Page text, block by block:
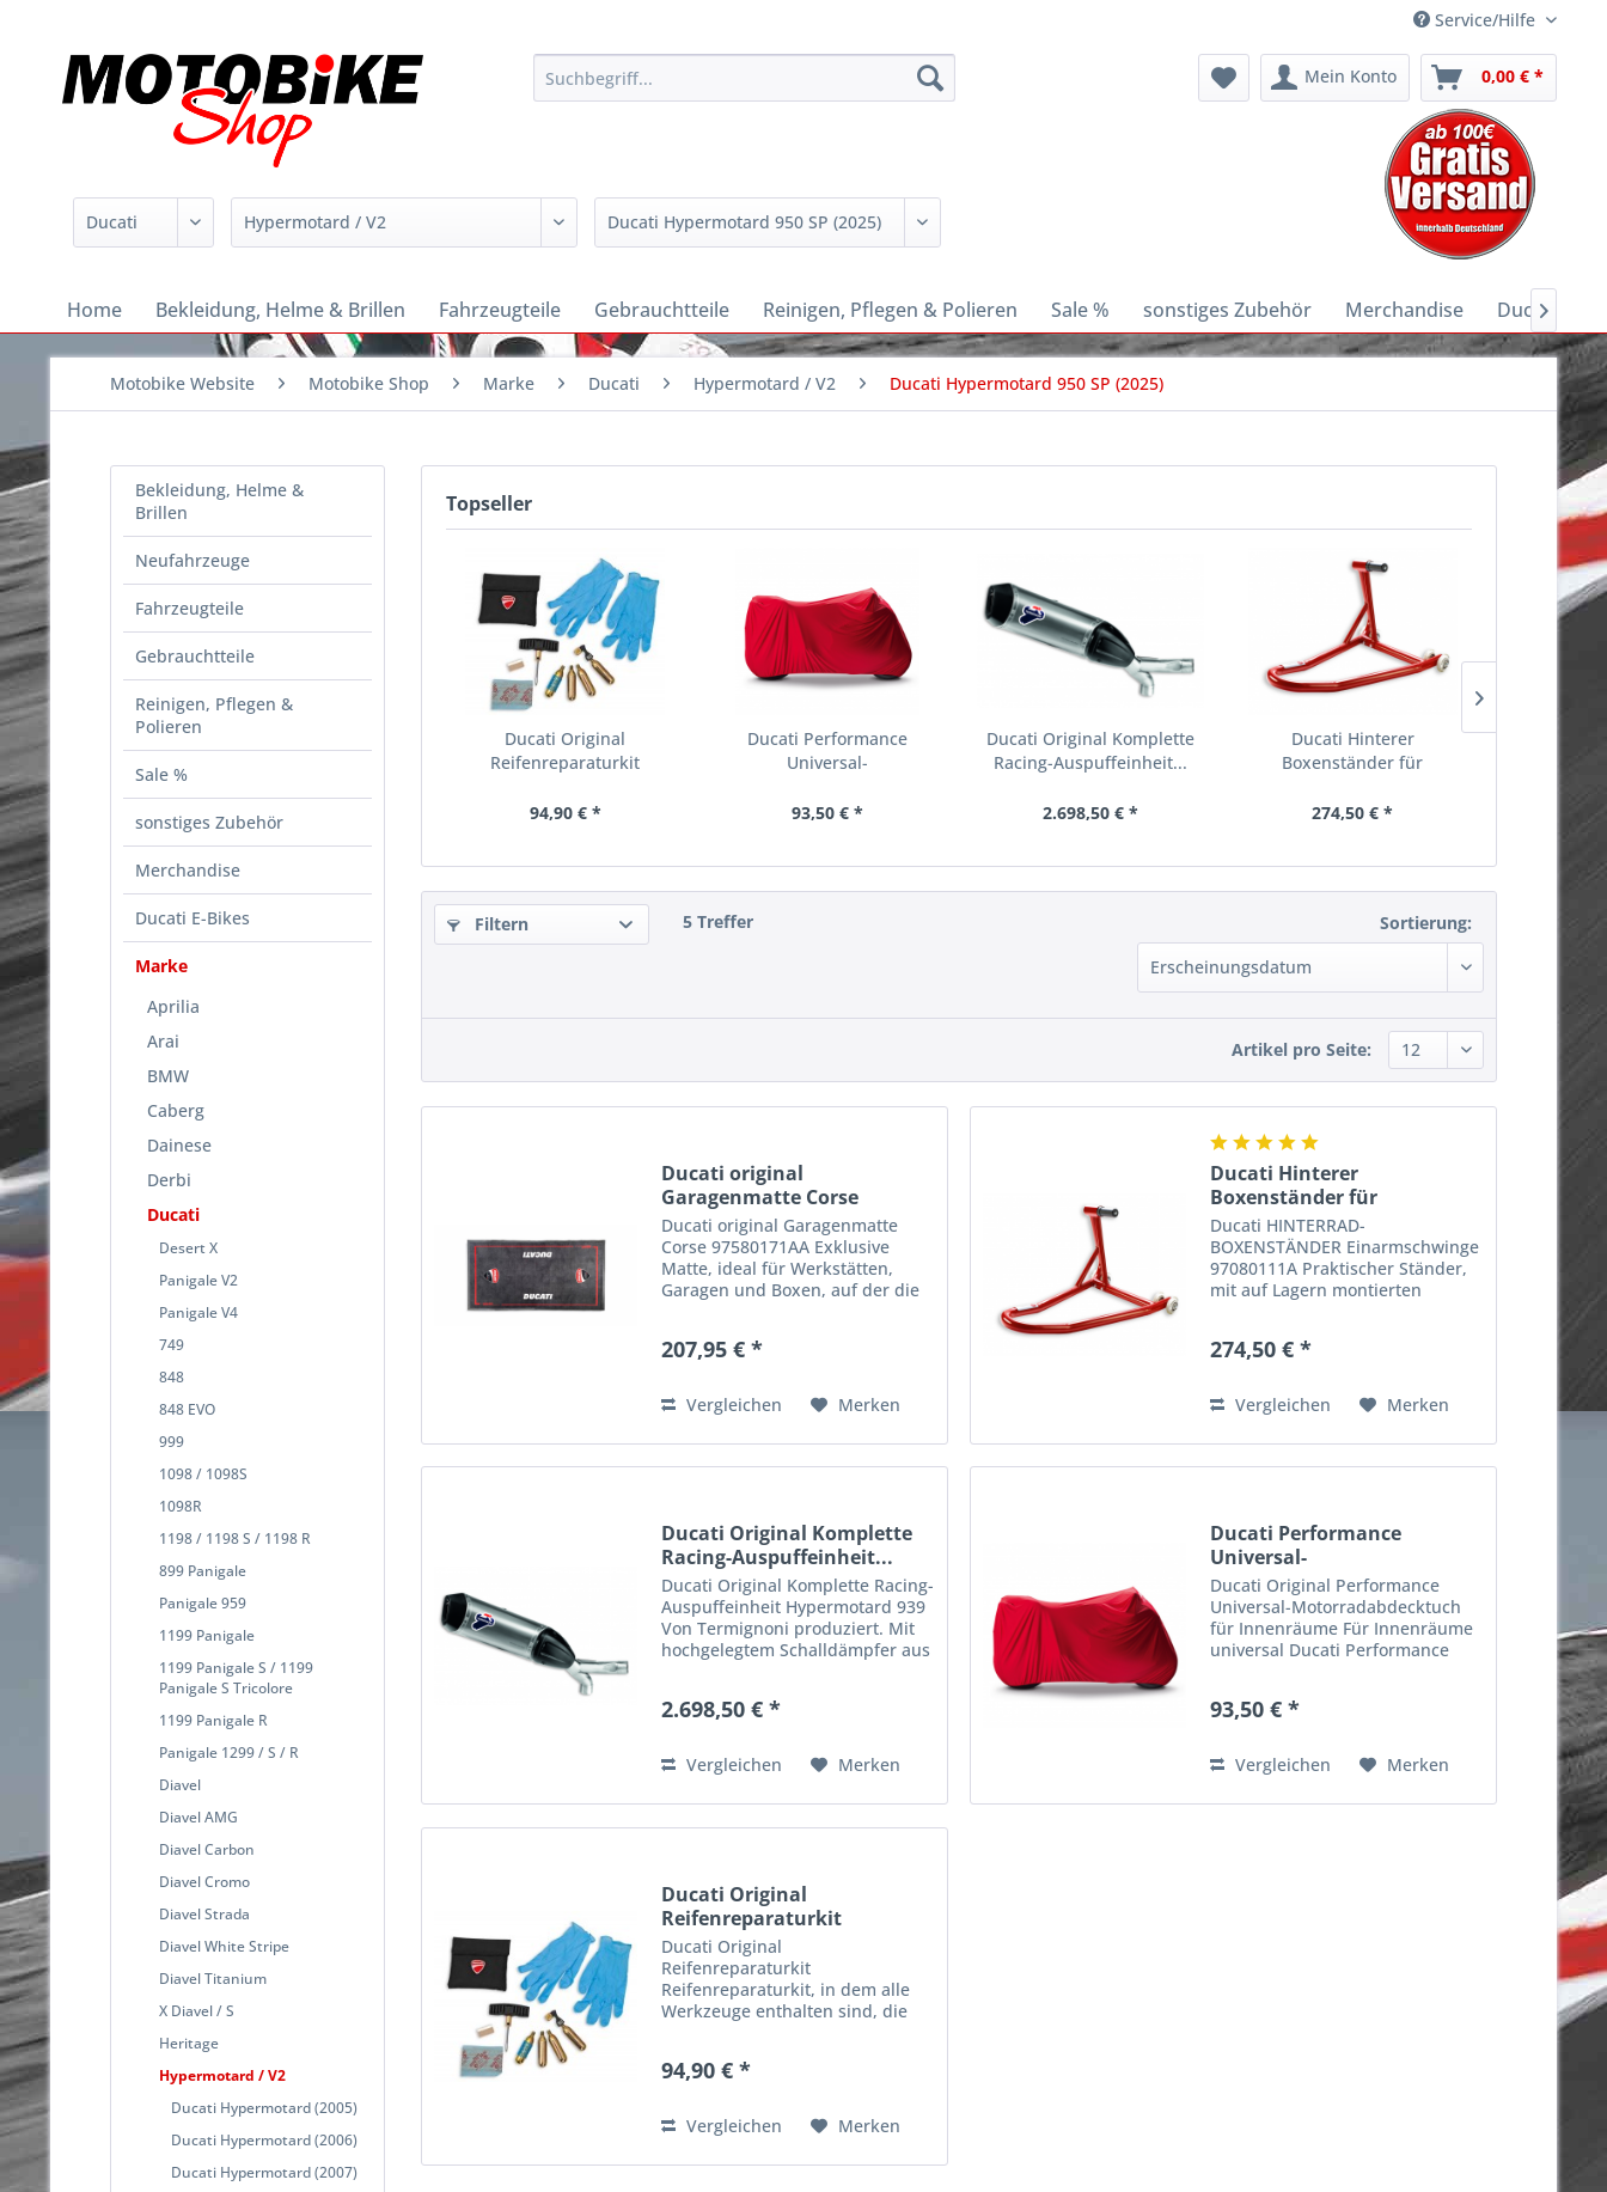
Service/Hilfe
Mein Konto 0,00 € *
Home Bekleidung, Helme & Brillen Fahrzeugteile Gebrauchtteile Reinigen, Pflegen & Polieren Sale % sonstiges Zubehör Merchandise Ducati E-

Motobike Website Motobike Shop Marke Ducati Hypermotard / V2 Ducati Hypermotard 950 SP (2025)
Bekleidung, Helme &
Brillen
Neufahrzeuge
Fahrzeugteile
Gebrauchtteile
Reinigen, Pflegen &
Polieren
Sale %
sonstiges Zubehör
Merchandise
Ducati E-Bikes
Marke
Aprilia
Arai
BMW
Caberg
Dainese
Derbi
Ducati
Desert X
Panigale V2
Panigale V4
749
848
848 EVO
999
1098 / 1098S
1098R
1198 / 1198 S / 1198 R
899 Panigale
Panigale 959
1199 Panigale
1199 Panigale S / 1199
Panigale S Tricolore
1199 Panigale R
Panigale 1299 / S / R
Diavel
Diavel AMG
Diavel Carbon
Diavel Cromo
Diavel Strada
Diavel White Stripe
Diavel Titanium
X Diavel / S
Heritage
Hypermotard / V2
Ducati Hypermotard (2005)
Ducati Hypermotard (2006)
Ducati Hypermotard (2007)
Topseller
Ducati Original
Reifenreparaturkit
94,90 € *
Ducati Performance
Universal-
93,50 € *
Ducati Original Komplette
Racing-Auspuffeinheit...
2.698,50 € *
Ducati Hinterer
Boxenständer für
274,50 € *
Filtern 5 Treffer Sortierung:
Artikel pro Seite:
Ducati original
Garagenmatte Corse
97580171AA
Ducati original Garagenmatte
Corse 97580171AA Exklusive
Matte, ideal für Werkstätten,
Garagen und Boxen, auf der die
kompakte, strapazierfähige
Filz...
207,95 € *
Vergleichen Merken
Ducati Hinterer
Boxenständer für
Einarmschwinge
Ducati HINTERRAD-
BOXENSTÄNDER Einarmschwinge
97080111A Praktischer Ständer,
mit auf Lagern montierten
Einarmschwinge geeignet.
besonders praktisch. Ein...
274,50 € *
Vergleichen Merken
Ducati Original Komplette
Racing-Auspuffeinheit...
Ducati Original Komplette Racing-
Auspuffeinheit Hypermotard 939
Von Termignoni produziert. Mit
hochgelegtem Schalldämpfer aus
dynamischeren Aspekt dieses
2.698,50 € *
Vergleichen Merken
Ducati Performance
Universal-
Motorradabdecktuch
Ducati Original Performance
Universal-Motorradabdecktuch
für Innenräume Für Innenräume
universal Ducati Performance
93,50 € *
Vergleichen Merken
Ducati Original
Reifenreparaturkit
Ducati Original
Reifenreparaturkit
Reifenreparaturkit, in dem alle
Werkzeuge enthalten sind, die
autonomer Weise erforderlich
Fall fehlen...
94,90 € *
Vergleichen Merken